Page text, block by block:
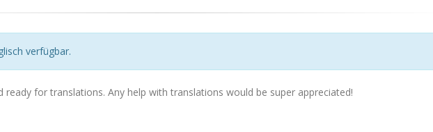
verfügbar.
ready for translations. Any help with translations would be super appreciated!